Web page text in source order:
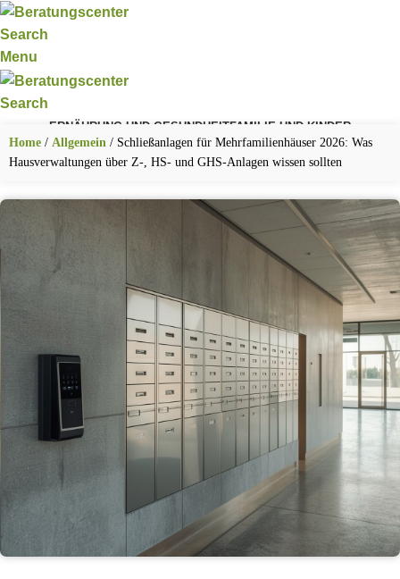
Search
Menu
Search
ERNÄHRUNG UND GESUNDHEITFAMILIE UND KINDER
FITNESS UND SPORTKARRIERE UND BERUFTECHNIK UND DIGITALES
WOHNEN UND LEBEN
Home / Allgemein / Schließanlagen für Mehrfamilienhäuser 2026: Was
Hausverwaltungen über Z-, HS- und GHS-Anlagen wissen sollten